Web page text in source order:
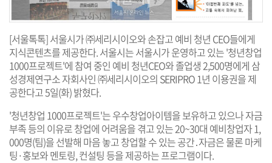
[서울톡톡] 서울시가 ㈜세리시이오와 손잡고 예비 청년 CEO들에게
지식콘텐츠를 제공한다. 서울시는 서울시가 운영하고 있는 '청년창업
1000프로젝트'에 참여 중인 예비 청년CEO와 졸업생 2,500명에게 삼
성경제연구소 자회사인 ㈜세리시이오의 SERIPRO 1년 이용권을 제
공한다고 5일(화) 밝혔다.
'청년창업 1000프로젝트'는 우수창업아이템을 보유하고 있으나 자금
부족 등의 이유로 창업에 어려움을 겪고 있는 20~30대 예비창업자 1,
000명(팀)을 선발해 마음 놓고 창업할 수 있는 공간․자금은 물론 마케
팅·홍보와 멘토링, 컨설팅 등을 제공하는 프로그램이다.